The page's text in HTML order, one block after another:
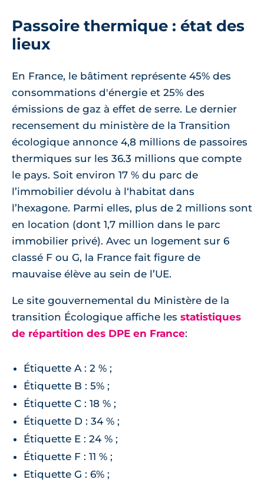
Passoire thermique : état des
lieux
En France, le bâtiment représente 45% des
consommations d'énergie et 25% des
émissions de gaz à effet de serre. Le dernier
recensement du ministère de la Transition
écologique annonce 4,8 millions de passoires
thermiques sur les 36.3 millions que compte
le pays. Soit environ 17 % du parc de
l’immobilier dévolu à l‘habitat dans
l’hexagone. Parmi elles, plus de 2 millions sont
en location (dont 1,7 million dans le parc
immobilier privé). Avec un logement sur 6
classé F ou G, la France fait figure de
mauvaise élève au sein de l’UE.
Le site gouvernemental du Ministère de la
transition Écologique affiche les statistiques
de répartition des DPE en France:
Étiquette A : 2 % ;
Étiquette B : 5% ;
Étiquette C : 18 % ;
Étiquette D : 34 % ;
Étiquette E : 24 % ;
Étiquette F : 11 % ;
Etiquette G : 6% ;